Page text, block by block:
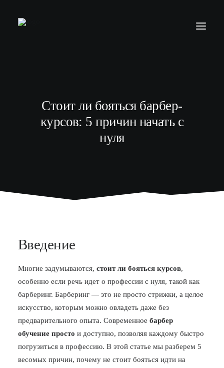
МОДЕЛЯМ
ВЫПУСКНИКИ
Стоит ли бояться барбер-
курсов: 5 причин начать с
нуля
Введение
Многие задумываются, стоит ли бояться курсов,
особенно если речь идет о профессии с нуля, такой как
барберинг. Барберинг — это не просто стрижки, а целое
искусство, которым можно овладеть даже без
предварительного опыта. Современное барбер
обучение просто и доступно, позволяя каждому быстро
погрузиться в профессию. В этой статье мы разберем 5
весомых причин, почему не стоит бояться идти на